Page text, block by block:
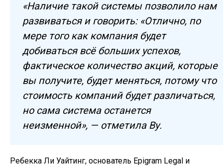
«Наличие такой системы позволило нам
развиваться и говорить: «Отлично, по
мере того как компания будет
добиваться всё больших успехов,
фактическое количество акций, которые
вы получите, будет меняться, потому что
стоимость компаний будет различаться,
но сама система останется
неизменной», — отметила Ву.
Ребекка Ли Уайтинг, основатель Epigram Legal и